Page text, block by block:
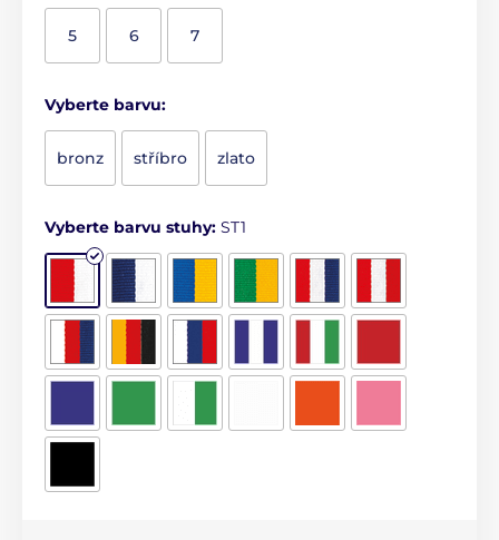
5 6 7
Vyberte barvu:
bronz stříbro zlato
Vyberte barvu stuhy: ST1